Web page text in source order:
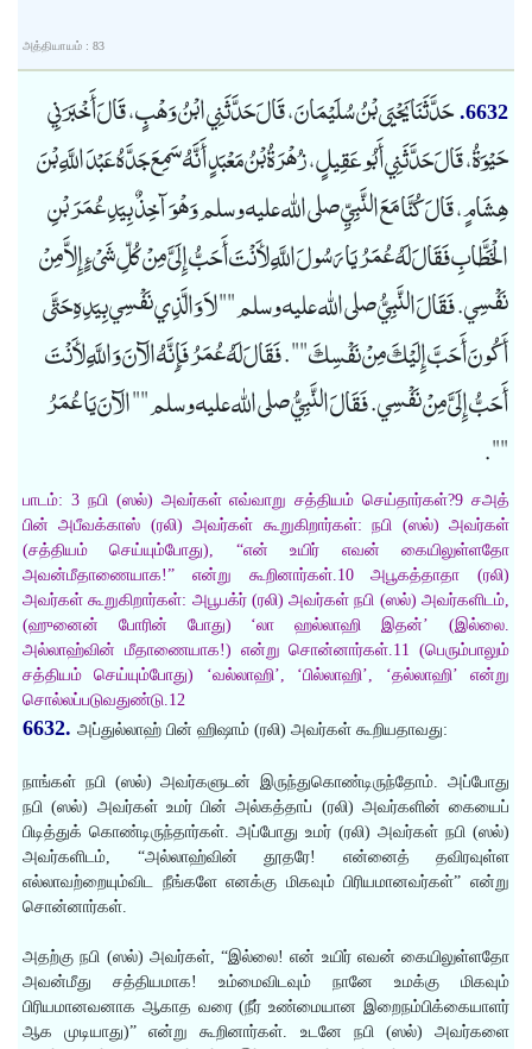
அத்தியாயம் : 83
6632. حَدَّثَنَا يَحْيَى بْنُ سُلَيْمَانَ، قَالَ حَدَّثَنِي ابْنُ وَهْبٍ، قَالَ أَخْبَرَنِي
حَيْوَةُ، قَالَ حَدَّثَنِي أَبُو عَقِيلٍ، زُهْرَةُ بْنُ مَعْبَدٍ أَنَّهُ سَمِعَ جَدَّهُ عَبْدَ اللَّهِ بْنَ
هِشَامٍ، قَالَ كُنَّا مَعَ النَّبِيِّ صلى الله عليه وسلم وَهْوَ آخِذٌ بِيَدِ عُمَرَ بْنِ
الْخَطَّابِ فَقَالَ لَهُ عُمَرُ يَا رَسُولَ اللَّهِ لأَنْتَ أَحَبُّ إِلَىَّ مِنْ كُلِّ شَىْءٍ إِلاَّ مِنْ
نَفْسِي. فَقَالَ النَّبِيُّ صلى الله عليه وسلم "" لاَ وَالَّذِي نَفْسِي بِيَدِهِ حَتَّى
أَكُونَ أَحَبَّ إِلَيْكَ مِنْ نَفْسِكَ "". فَقَالَ لَهُ عُمَرُ فَإِنَّهُ الآنَ وَاللَّهِ لأَنْتَ
أَحَبُّ إِلَىَّ مِنْ نَفْسِي. فَقَالَ النَّبِيُّ صلى الله عليه وسلم "" الآنَ يَا عُمَرُ
"".
பாடம்: 3 நபி (ஸல்) அவர்கள் எவ்வாறு சத்தியம் செய்தார்கள்?9 சஅத்
பின் அபீவக்காஸ் (ரலி) அவர்கள் கூறுகிறார்கள்: நபி (ஸல்) அவர்கள்
(சத்தியம் செய்யும்போது), “என் உயிர் எவன் கையிலுள்ளதோ
அவன்மீதாணையாக!” என்று கூறினார்கள்.10 அபூகத்தாதா (ரலி)
அவர்கள் கூறுகிறார்கள்: அபூபக்ர் (ரலி) அவர்கள் நபி (ஸல்) அவர்களிடம்,
(ஹுனைன் போரின் போது) ‘லா ஹல்லாஹி இதன்’ (இல்லை.
அல்லாஹ்வின் மீதாணையாக!) என்று சொன்னார்கள்.11 (பெரும்பாலும்
சத்தியம் செய்யும்போது) ‘வல்லாஹி’, ‘பில்லாஹி’, ‘தல்லாஹி’ என்று
சொல்லப்படுவதுண்டு.12
6632. அப்துல்லாஹ் பின் ஹிஷாம் (ரலி) அவர்கள் கூறியதாவது:
நாங்கள் நபி (ஸல்) அவர்களுடன் இருந்துகொண்டிருந்தோம். அப்போது
நபி (ஸல்) அவர்கள் உமர் பின் அல்கத்தாப் (ரலி) அவர்களின் கையைப்
பிடித்துக் கொண்டிருந்தார்கள். அப்போது உமர் (ரலி) அவர்கள் நபி (ஸல்)
அவர்களிடம், “அல்லாஹ்வின் தூதரே! என்னைத் தவிரவுள்ள
எல்லாவற்றையும்விட நீங்களே எனக்கு மிகவும் பிரியமானவர்கள்” என்று
சொன்னார்கள்.
அதற்கு நபி (ஸல்) அவர்கள், “இல்லை! என் உயிர் எவன் கையிலுள்ளதோ
அவன்மீது சத்தியமாக! உம்மைவிடவும் நானே உமக்கு மிகவும்
பிரியமானவனாக ஆகாத வரை (நீர் உண்மையான இறைநம்பிக்கையாளர்
ஆக முடியாது)” என்று கூறினார்கள். உடனே நபி (ஸல்) அவர்களை